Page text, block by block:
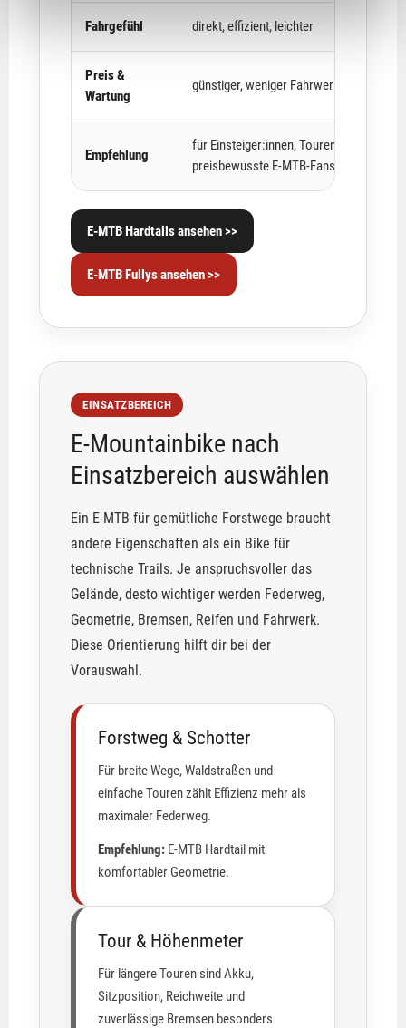
für soziale Medien, Werbung und Analysen weiter.
möglicherweise mit weiteren Daten zusammen, die Du
ihnen bereitgestellt hast oder die sie im Rahmen Deiner
Nutzung der Dienste gesammelt haben.
Fahrgefühl direkt, effizient, leichter
Preis &
Wartung
günstiger, weniger Fahrwerksservice
Empfehlung
für Einsteiger:innen, Tourenfahrer:innen
preisbewusste E-MTB-Fans
E-MTB Hardtails ansehen >>
E-MTB Fullys ansehen >>
EINSATZBEREICH
E-Mountainbike nach
Einsatzbereich auswählen
Ein E-MTB für gemütliche Forstwege braucht
andere Eigenschaften als ein Bike für
technische Trails. Je anspruchsvoller das
Gelände, desto wichtiger werden Federweg,
Geometrie, Bremsen, Reifen und Fahrwerk.
Diese Orientierung hilft dir bei der
Vorauswahl.
Forstweg & Schotter
Für breite Wege, Waldstraßen und
einfache Touren zählt Effizienz mehr als
maximaler Federweg.
Empfehlung: E-MTB Hardtail mit
komfortabler Geometrie.
Tour & Höhenmeter
Für längere Touren sind Akku,
Sitzposition, Reichweite und
zuverlässige Bremsen besonders